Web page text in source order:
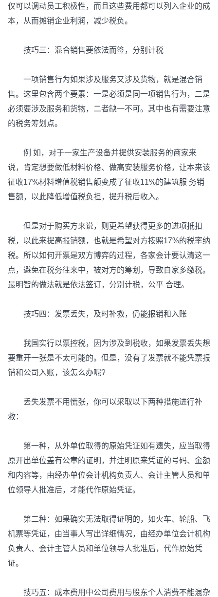
仅可以调动员工积极性，而且这些费用都可以列入企业的成
本，从而摊销企业利润，减少税负。
技巧三：混合销售要依法而签，分别计税
一项销售行为如果涉及服务又涉及货物，就是混合销
售。这里包含两个要素：一是必须是同一项销售行为，二是
必须要涉及服务和货物，二者缺一不可。其中也有需要注意
的税务筹划点。
例 如，对于一家生产设备并提供安装服务的商家来
说，肯定想要做低材料价格、做高安装服务价格，让本来该
征收17%材料增值税销售额变成了征收11%的建筑服 务销
售额，以此降低增值税负担，提升税后收入。
但是对于购买方来说，则更希望获得更多的进项抵扣
税，以此来提高报销额，也就是希望对方按照17%的税率纳
税。所以如何开票是双方博弈的过程，各家会计要认清这一
点，避免在税务往来中，被对方的筹划，导致自家多缴税。
最明智的做法就是依法签订，分别计税，公平 合理。
技巧四：发票丢失，及时补救，仍能报销和入账
我国实行以票控税，因为涉及到税收，如果发票丢失想
要重开一张是不太可能的。但是，没有了发票就不能凭票报
销和公司入账，该怎么办呢?
丢失发票不用慌张，你可以采取以下两种措施进行补
救：
第一种，从外单位取得的原始凭证如有遗失，应当取得
原开出单位盖有公章的证明，并注明原来凭证的号码、金额
和内容等，由经办单位会计机构负责人、会计主管人员和单
位领导人批准后，才能代作原始凭证。
第二种：如果确实无法取得证明的，如火车、轮船、飞
机票等凭证，由当事人写出详细情况，由经办单位会计机构
负责人、会计主管人员和单位领导人批准后，代作原始凭
证。
技巧五：成本费用中公司费用与股东个人消费不能混杂